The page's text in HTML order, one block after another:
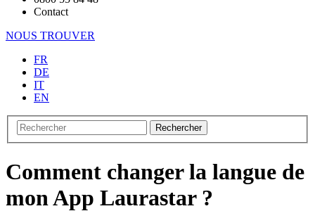
Contact
NOUS TROUVER
FR
DE
IT
EN
Rechercher
Comment changer la langue de
mon App Laurastar ?